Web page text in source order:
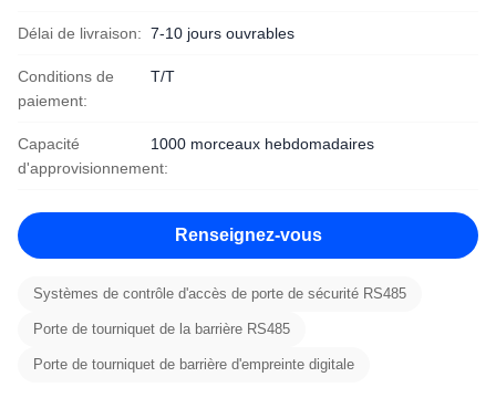
Délai de livraison: 7-10 jours ouvrables
Conditions de
paiement:
T/T
Capacité
d'approvisionnement:
1000 morceaux hebdomadaires
Renseignez-vous
Systèmes de contrôle d'accès de porte de sécurité RS485
Porte de tourniquet de la barrière RS485
Porte de tourniquet de barrière d'empreinte digitale